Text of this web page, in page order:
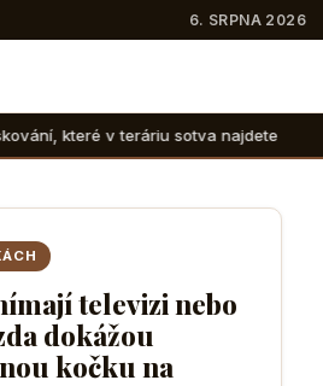
6. SRPNA 2026
najdete Suchozemské
televizi nebo
dokážou
kočku na